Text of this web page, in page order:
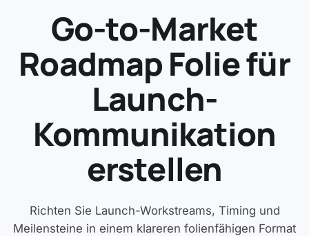
Go-to-Market
Roadmap Folie für
Launch-
Kommunikation
erstellen
Richten Sie Launch-Workstreams, Timing und
Meilensteine in einem klareren folienfähigen Format